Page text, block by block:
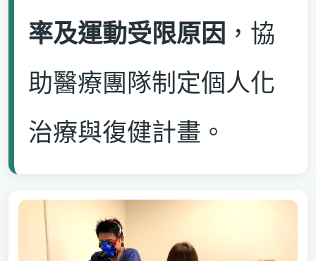
率及運動受限原因 ，協
助醫療團隊制定個人化
治療與復健計畫。